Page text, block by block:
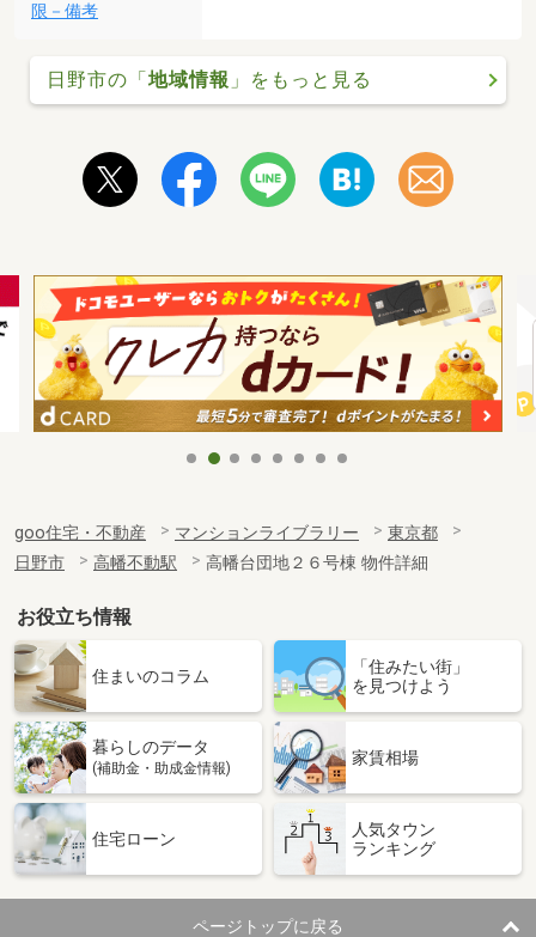
限－備考
日野市の「地域情報 」をもっと見る
goo住宅・不動産 マンションライブラリー
東京都
日野市
高幡不動駅 高幡台団地２６号棟 物件詳細
お役立ち情報
住まいのコラム
「住みたい街」
を見つけよう
暮らしのデータ
(補助金・助成金情報)
家賃相場
住宅ローン
人気タウン
ランキング
ページトップに戻る